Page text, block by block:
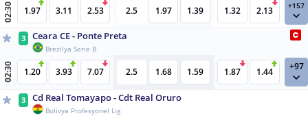
02:30 1.97 3.11 2.53 2.5 1.97 1.39 1.32 2.13 +157
3 Ceara CE - Ponte Preta
Brezilya Serie B
02:30 1.20 3.93 7.07 2.5 1.68 1.59 1.87 1.44 +97
3 Cd Real Tomayapo - Cdt Real Oruro
Bolivya Profesyonel Lig